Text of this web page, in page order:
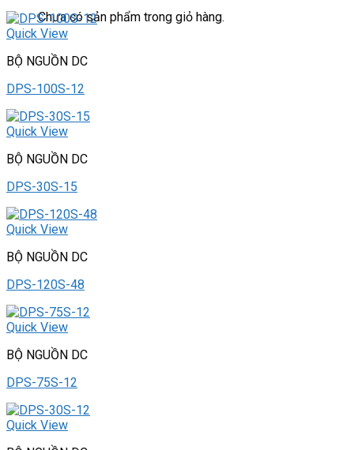
Chưa có sản phẩm trong giỏ hàng.
Quick View
BỘ NGUỒN DC
DPS-100S-12
Quick View
BỘ NGUỒN DC
DPS-30S-15
Quick View
BỘ NGUỒN DC
DPS-120S-48
Quick View
BỘ NGUỒN DC
DPS-75S-12
Quick View